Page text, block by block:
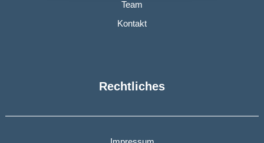
Team
Kontakt
Rechtliches